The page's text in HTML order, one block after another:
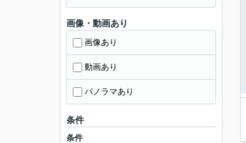
画像・動画あり
画像あり
動画あり
パノラマあり
条件
条件